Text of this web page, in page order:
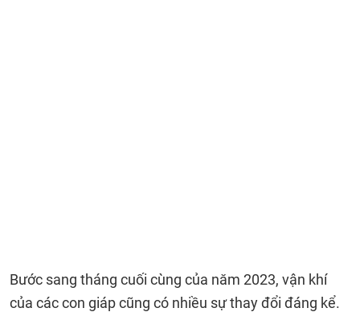
Bước sang tháng cuối cùng của năm 2023, vận khí
của các con giáp cũng có nhiều sự thay đổi đáng kể.